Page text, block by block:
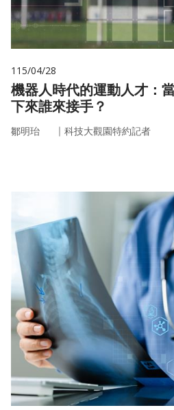
115/04/28
機器人時代的運動人才：
下來誰來接手？
鄒明珆 ｜ 科技大觀園特約記者